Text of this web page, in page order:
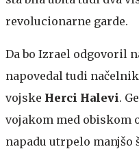
revolucionarne garde.
Da bo Izrael odgovoril
napovedal tudi
vojske Herci Halevi.
vojakom med obiskom
napadu utrpelo manjšo